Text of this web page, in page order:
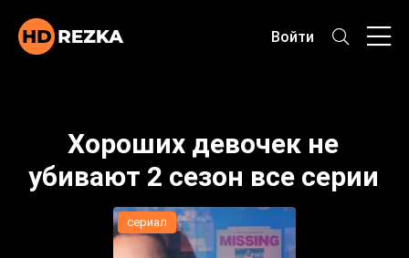
Войти
Хороших девочек не
убивают 2 сезон все серии
сериал